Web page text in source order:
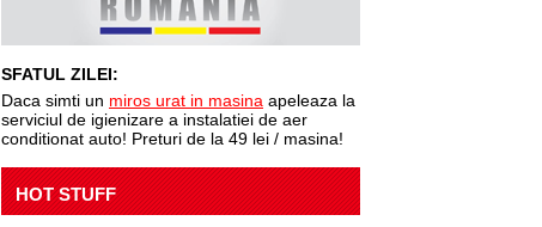
SFATUL ZILEI:
Daca simti un miros urat in masina apeleaza la
serviciul de igienizare a instalatiei de aer
conditionat auto! Preturi de la 49 lei / masina!
HOT STUFF